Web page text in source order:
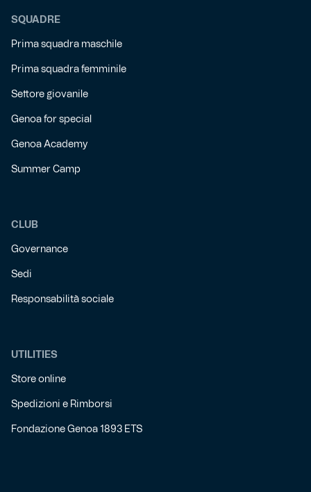
SQUADRE
Prima squadra maschile
Prima squadra femminile
Settore giovanile
Genoa for special
Genoa Academy
Summer Camp
CLUB
Governance
Sedi
Responsabilità sociale
UTILITIES
Store online
Spedizioni e Rimborsi
Fondazione Genoa 1893 ETS